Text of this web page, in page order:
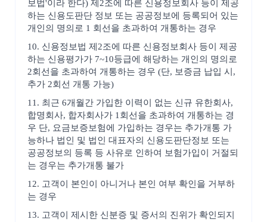
보법'이라 한다) 제2조에 따른 신용정보회사 등이 제공
하는 신용도판단 정보 또는 공공정보에 등록되어 있는
개인의 명의로 1 회선을 초과하여 개통하는 경우
10. 신용정보법 제2조에 따른 신용정보회사 등이 제공
하는 신용평가가 7~10등급에 해당하는 개인의 명의로
2회선을 초과하여 개통하는 경우 (단, 보증금 납입 시,
추가 2회선 개통 가능)
11. 최근 6개월간 가입한 이력이 없는 신규 유한회사,
합명회사, 합자회사가 1회선을 초과하여 개통하는 경
우 단, 요금보증보험에 가입하는 경우는 추가개통 가
능하나 법인 및 법인 대표자의 신용도판단정보 또는
공공정보의 등록 등 사유로 인하여 보험가입이 거절되
는 경우는 추가개통 불가
12. 고객이 본인이 아니거나 본인 여부 확인을 거부하
는 경우
13. 고객이 제시한 신분증 및 증서의 진위가 확인되지